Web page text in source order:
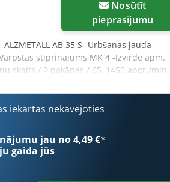
pieprasījumu
AB 35 S -Urbšanas jauda
stiprinājums MK 4 -Izvirde apm.
skaits / 2 pakāpes / 65–1450 apgr./min.
-Urbšanas dziļuma ierobežotājs -Darba
apm. 600 mm -Darba virsmas augstuma
apm. 3,5 kW -Dzesēšanas šķidruma
P x A 1,1 x 0,7 x 2,1 m / Svars apm.
iekārtas nekavējoties
jau no 4,49 €*
gaida jūs